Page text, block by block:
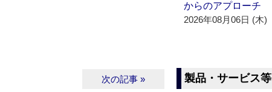
次の記事 »
からのアプローチ
2026年08月06日 (木)
製品・サービス等